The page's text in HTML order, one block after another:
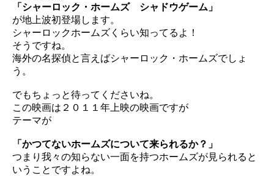
「シャーロック・ホームズ シャドウゲーム」
が地上波初登場します。
シャーロックホームズくらい知ってるよ！
そうですね。
海外の名探偵と言えばシャーロック・ホームズでしょ
う。
でもちょっと待ってくださいね。
この映画は２０１１年上映の映画ですが
テーマが
「かつてないホームズについて来られるか？」
つまり我々の知らない一面を持つホームズが見られると
いうことですよね。